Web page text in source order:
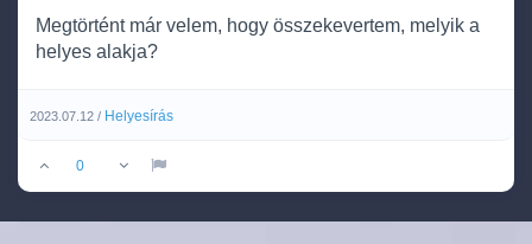
Megtörtént már velem, hogy összekevertem, melyik a
helyes alakja?
2023.07.12 / Helyesírás
0